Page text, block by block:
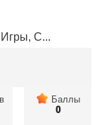
С...
Баллы
0